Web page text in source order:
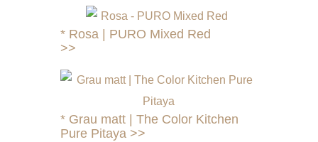
* Rosa | PURO Mixed Red
>>
* Grau matt | The Color Kitchen
Pure Pitaya >>